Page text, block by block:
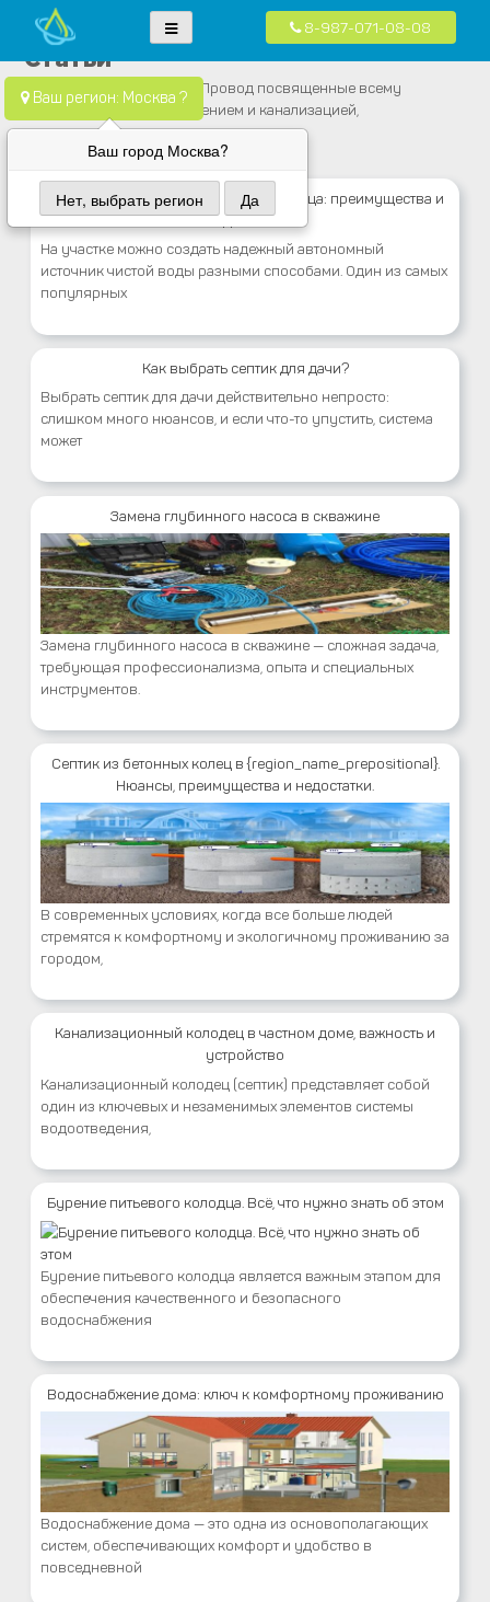
to
content
канализация.
систем водоснабжения, канализации и отопления в частных домах в
Москве и Московской области
Ваш регион: Москва ?
Ваш город Москва?
Нет, выбрать регион Да
8-987-071-08-08
Статьи
Статьи от компании Вода Провод посвященные всему
связанному с водоснабжением и канализацией,
Бурение колодцев машиной под кольца: преимущества и
недостатки
На участке можно создать надежный автономный
источник чистой воды разными способами. Один из самых
популярных
Как выбрать септик для дачи?
Выбрать септик для дачи действительно непросто:
слишком много нюансов, и если что-то упустить, система
может
Замена глубинного насоса в скважине
Замена глубинного насоса в скважине — сложная задача,
требующая профессионализма, опыта и специальных
инструментов.
Септик из бетонных колец в {region_name_prepositional}.
Нюансы, преимущества и недостатки.
В современных условиях, когда все больше людей
стремятся к комфортному и экологичному проживанию за
городом,
Канализационный колодец в частном доме, важность и
устройство
Канализационный колодец (септик) представляет собой
один из ключевых и незаменимых элементов системы
водоотведения,
Бурение питьевого колодца. Всё, что нужно знать об этом
Бурение питьевого колодца является важным этапом для
обеспечения качественного и безопасного
водоснабжения
Водоснабжение дома: ключ к комфортному проживанию
Водоснабжение дома — это одна из основополагающих
систем, обеспечивающих комфорт и удобство в
повседневной